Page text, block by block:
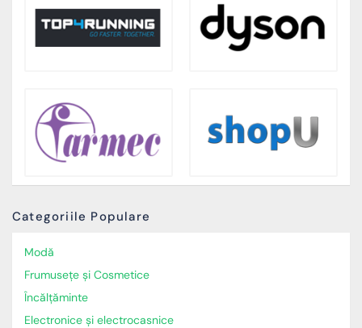
Categoriile Populare
Modă
Frumusețe și Cosmetice
Încălţăminte
Electronice și electrocasnice